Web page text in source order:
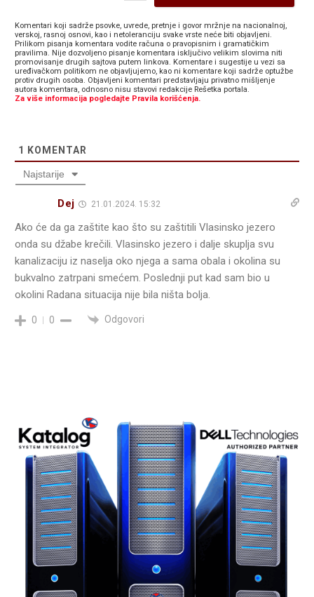
Komentari koji sadrže psovke, uvrede, pretnje i govor mržnje na nacionalnoj,
verskoj, rasnoj osnovi, kao i netoleranciju svake vrste neće biti objavljeni.
Prilikom pisanja komentara vodite računa o pravopisnim i gramatičkim
pravilima. Nije dozvoljeno pisanje komentara isključivo velikim slovima niti
promovisanje drugih sajtova putem linkova. Komentare i sugestije u vezi sa
uređivačkom politikom ne objavljujemo, kao ni komentare koji sadrže optužbe
protiv drugih osoba. Objavljeni komentari predstavljaju privatno mišljenje
autora komentara, odnosno nisu stavovi redakcije Rešetka portala.
Za više informacija pogledajte Pravila korišćenja.
1 KOMENTAR
Najstarije
Dej 21.01.2024. 15:32
Ako će da ga zaštite kao što su zaštitili Vlasinsko jezero
onda su džabe krečili. Vlasinsko jezero i dalje skuplja svu
kanalizaciju iz naselja oko njega a sama obala i okolina su
bukvalno zatrpani smećem. Poslednji put kad sam bio u
okolini Radana situacija nije bila ništa bolja.
0 0 Odgovori